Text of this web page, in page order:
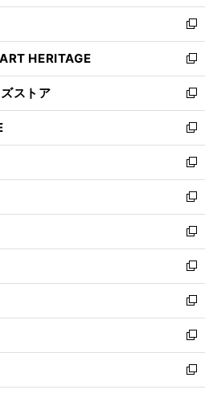
ウ
で
開
く
ン
ド
ウ
で
開
く
新
し
い
ウ
ィ
ン
ド
ウ
で
開
く
HERITAGE
新
し
い
ウ
ィ
ン
ド
ウ
で
開
く
ストア
新
し
い
ウ
ィ
ン
ド
ウ
で
開
く
新
し
い
ウ
ィ
ン
ド
ウ
で
開
く
新
し
い
ウ
ィ
ン
ド
ウ
で
開
く
新
し
い
ウ
ィ
ン
ド
ウ
で
開
く
新
し
い
ウ
ィ
ン
ド
ウ
で
開
新
し
い
ウ
ィ
ン
ド
ウ
新
し
い
ウ
ィ
ン
新
し
い
ウ
新
し